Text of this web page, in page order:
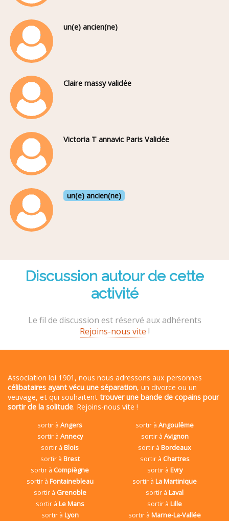
un(e) ancien(ne)
Claire massy validée
Victoria T annavic Paris Validée
un(e) ancien(ne)
Discussion autour de cette
activité
Le fil de discussion est réservé aux adhérents
Rejoins-nous vite !
Association loi 1901, nous nous adressons aux personnes
célibataires ayant vécu une séparation, un divorce ou un
veuvage, et qui souhaitent trouver une bande de copains pour
sortir de la solitude. Rejoins-nous vite !
sortir àAngers sortir àAngoulême
sortir à Annecy sortir à Avignon
sortir àBlois sortir àBordeaux
sortir à Brest sortir à Chartres
sortir à Compiègne sortir à Evry
sortir à Fontainebleau sortir àLa Martinique
sortir à Grenoble sortir àLaval
sortir à Le Mans sortir àLille
sortir à Lyon sortir àMarne-La-Vallée